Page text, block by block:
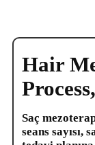
Hair
Saç
seans sayısı,